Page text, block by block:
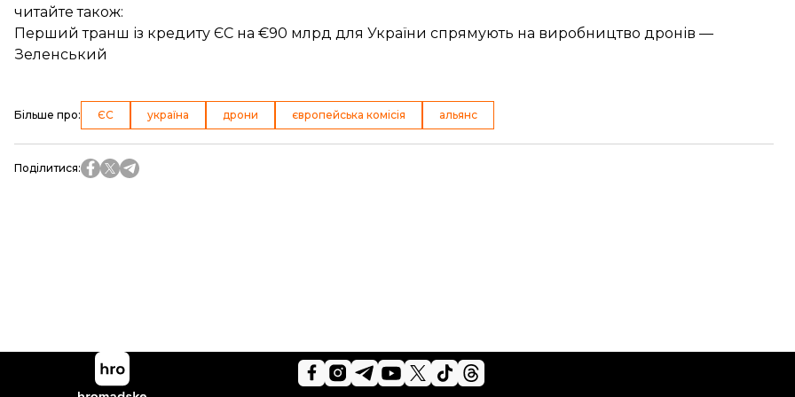
читайте також:
Перший транш із кредиту ЄС на €90 млрд для України спрямують на виробництво дронів —
Зеленський
Більше про: ЄС україна дрони європейська комісія альянс
Поділитися: